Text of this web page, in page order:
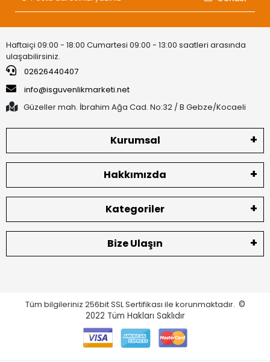
Haftaiçi 09:00 - 18:00 Cumartesi 09:00 - 13:00 saatleri arasında
ulaşabilirsiniz.
02626440407
info@isguvenlikmarketi.net
Güzeller mah. İbrahim Ağa Cad. No:32 / B Gebze/Kocaeli
Kurumsal
Hakkımızda
Kategoriler
Bize Ulaşın
Tüm bilgileriniz 256bit SSL Sertifikası ile korunmaktadır. ©
2022 Tüm Hakları Saklıdır